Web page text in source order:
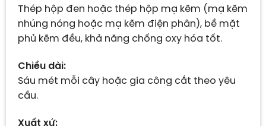
Thép hộp đen hoặc thép hộp mạ kẽm (mạ kẽm
nhúng nóng hoặc mạ kẽm điện phân), bề mặt
phủ kẽm đều, khả năng chống oxy hóa tốt.
Chiều dài:
Sáu mét mỗi cây hoặc gia công cắt theo yêu
cầu.
Xuất xứ: